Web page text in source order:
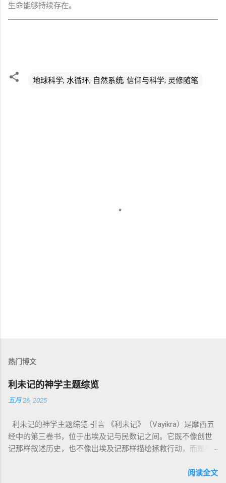
生命能够持续存在。
地球科学; 水循环; 自然系统; 信仰与科学; 灵修随笔
热门博文
利未记的神学主题综览
五月 26, 2025
利未记的神学主题综览 引言 《利未记》（Vayikra）是摩西五
经中的第三卷书，位于出埃及记与民数记之间。它既不像创世
记那样叙述历史，也不像出埃及记那样描绘拯救行动，而是将
内容看似仪式化，《利未记》却揭示了 神的临在如何规范人类
阅读全文